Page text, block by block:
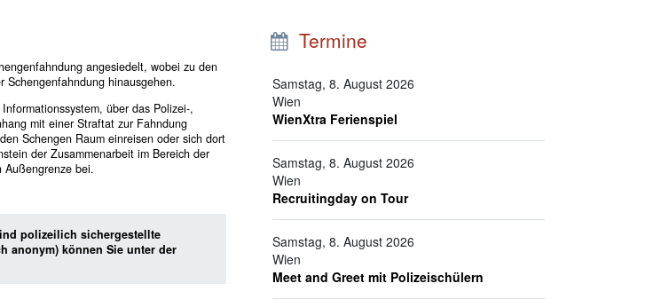
angesiedelt, wobei zu den
Schengenfahndung hinausgehen.
über das Polizei-,
mit einer Straftat zur Fahndung
Schengen Raum einreisen oder sich dort
der Zusammenarbeit im Bereich der
Außengrenze bei.
polizeilich sichergestellte
anonym) können Sie unter der
Termine
Samstag, 8. August 2026
Wien
WienXtra Ferienspiel
Samstag, 8. August 2026
Wien
Recruitingday on Tour
Samstag, 8. August 2026
Wien
Meet and Greet mit Polizeischülern